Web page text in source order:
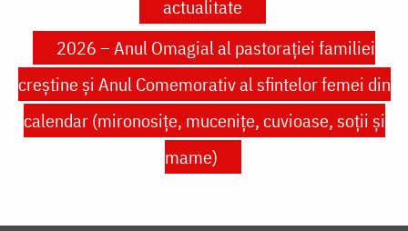
actualitate
2026 – Anul Omagial al pastorației familiei
creștine și Anul Comemorativ al sfintelor femei din
calendar (mironosițe, mucenițe, cuvioase, soții și
mame)